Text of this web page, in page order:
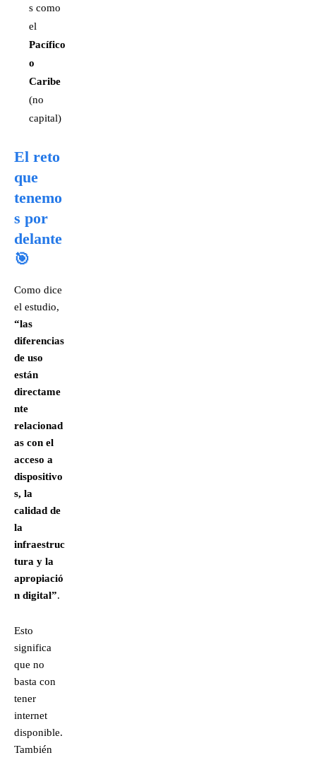
s como
el
Pacífico
o
Caribe
(no
capital)
El reto
que
tenemo
s por
delante
🎯
Como dice
el estudio,
“las
diferencias
de uso
están
directame
nte
relacionad
as con el
acceso a
dispositivo
s, la
calidad de
la
infraestruc
tura y la
apropiació
n digital”.
Esto
significa
que no
basta con
tener
internet
disponible.
También